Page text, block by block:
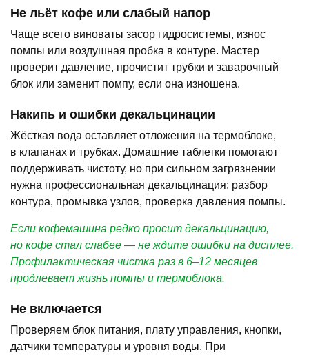
Не льёт кофе или слабый напор
Чаще всего виноваты засор гидросистемы, износ
помпы или воздушная пробка в контуре. Мастер
проверит давление, прочистит трубки и заварочный
блок или заменит помпу, если она изношена.
Накипь и ошибки декальцинации
Жёсткая вода оставляет отложения на термоблоке,
в клапанах и трубках. Домашние таблетки помогают
поддерживать чистоту, но при сильном загрязнении
нужна профессиональная декальцинация: разбор
контура, промывка узлов, проверка давления помпы.
Если кофемашина редко просит декальцинацию,
но кофе стал слабее — не ждите ошибки на дисплее.
Профилактическая чистка раз в 6–12 месяцев
продлевает жизнь помпы и термоблока.
Не включается
Проверяем блок питания, плату управления, кнопки,
датчики температуры и уровня воды. При